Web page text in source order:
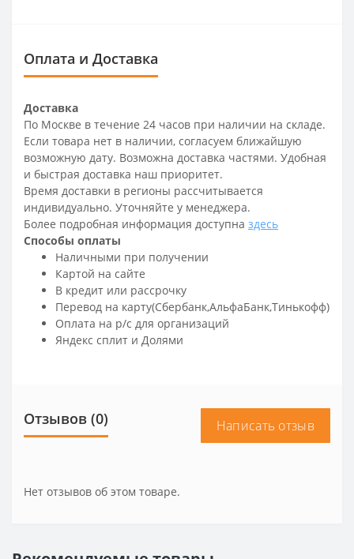
Оплата и Доставка
Доставка
По Москве в течение 24 часов при наличии на складе.
Если товара нет в наличии, согласуем ближайшую
возможную дату. Возможна доставка частями. Удобная
и быстрая доставка наш приоритет.
Время доставки в регионы рассчитывается
индивидуально. Уточняйте у менеджера.
Более подробная информация доступна здесь
Способы оплаты
Наличными при получении
Картой на сайте
В кредит или рассрочку
Перевод на карту(Сбербанк,АльфаБанк,Тинькофф)
Оплата на р/c для организаций
Яндекс сплит и Долями
Отзывов (0) Написать отзыв
Нет отзывов об этом товаре.